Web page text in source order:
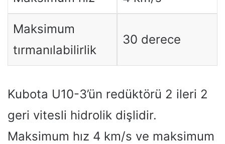
Maksimum
tırmanılabilirlik
30 derece
Kubota U10-3’ün redüktörü 2 ileri 2
geri vitesli hidrolik dişlidir.
Maksimum hız 4 km/s ve maksimum